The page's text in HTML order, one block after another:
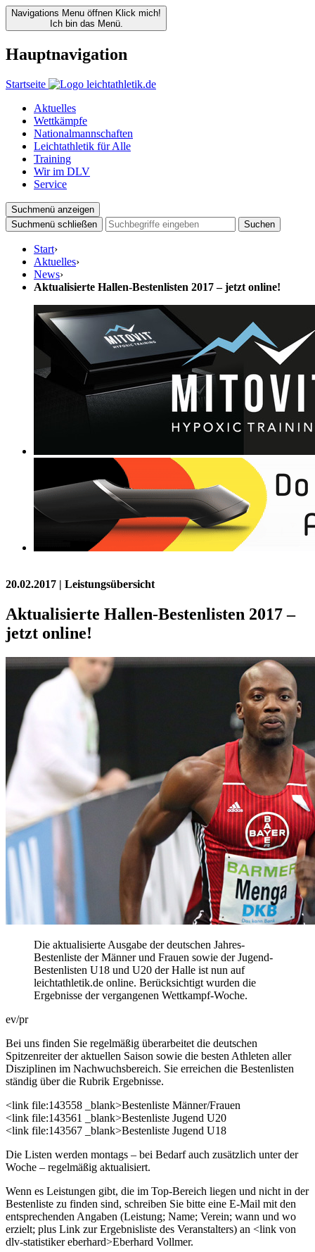
Navigations Menu öffnen Klick mich!
Ich bin das Menü.
Hauptnavigation
Startseite
Aktuelles
Wettkämpfe
Nationalmannschaften
Leichtathletik für Alle
Training
Wir im DLV
Service
Suchmenü anzeigen
Suchmenü schließen
Suchen
Start›
Aktuelles›
News›
Aktualisierte Hallen-Bestenlisten 2017 – jetzt online!
20.02.2017 | Leistungsübersicht
Aktualisierte Hallen-Bestenlisten 2017 –
jetzt online!
Die aktualisierte Ausgabe der deutschen Jahres-
Bestenliste der Männer und Frauen sowie der Jugend-
Bestenlisten U18 und U20 der Halle ist nun auf
leichtathletik.de online. Berücksichtigt wurden die
Ergebnisse der vergangenen Wettkampf-Woche.
ev/pr
Bei uns finden Sie regelmäßig überarbeitet die deutschen
Spitzenreiter der aktuellen Saison sowie die besten Athleten aller
Disziplinen im Nachwuchsbereich. Sie erreichen die Bestenlisten
ständig über die Rubrik Ergebnisse.
<link file:143558 _blank>Bestenliste Männer/Frauen
<link file:143561 _blank>Bestenliste Jugend U20
<link file:143567 _blank>Bestenliste Jugend U18
Die Listen werden montags – bei Bedarf auch zusätzlich unter der
Woche – regelmäßig aktualisiert.
Wenn es Leistungen gibt, die im Top-Bereich liegen und nicht in der
Bestenliste zu finden sind, schreiben Sie bitte eine E-Mail mit den
entsprechenden Angaben (Leistung; Name; Verein; wann und wo
erzielt; plus Link zur Ergebnisliste des Veranstalters) an <link von
dlv-statistiker eberhard>Eberhard Vollmer.